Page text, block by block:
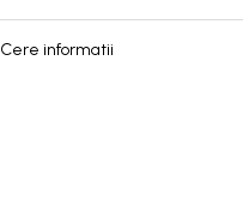
Cere informatii